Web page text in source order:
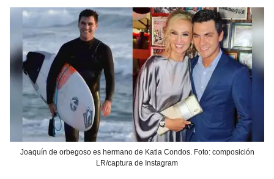
Joaquín de orbegoso es hermano de Katia Condos. Foto: composición
LR/captura de Instagram